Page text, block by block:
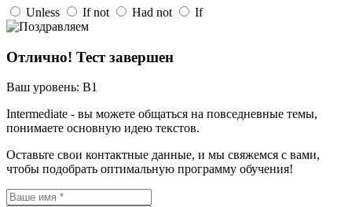
Unless If not Had not If
Отлично! Тест завершен
Ваш уровень: B1
Intermediate - вы можете общаться на повседневные темы,
понимаете основную идею текстов.
Оставьте свои контактные данные, и мы свяжемся с вами,
чтобы подобрать оптимальную программу обучения!